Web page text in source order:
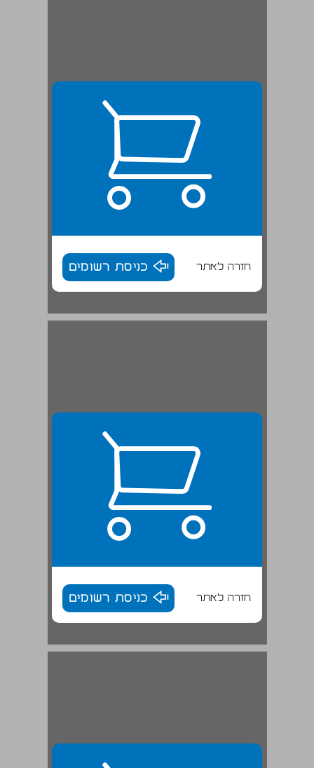
חזרה לאתר כניסת רשומים
חזרה לאתר כניסת רשומים